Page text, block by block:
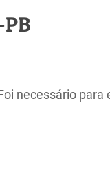
necessário para